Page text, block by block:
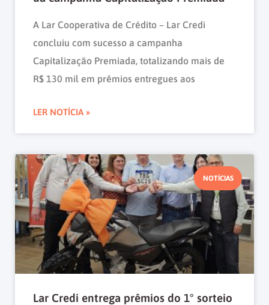
A Lar Cooperativa de Crédito – Lar Credi
concluiu com sucesso a campanha
Capitalização Premiada, totalizando mais de
R$ 130 mil em prêmios entregues aos
LER NOTÍCIA »
NOTÍCIAS
Lar Credi entrega prêmios do 1° sorteio